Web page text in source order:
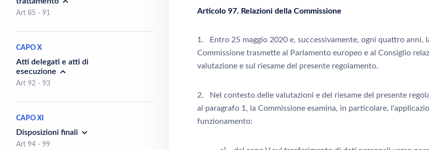
Art 85 - 91
CAPO X
Atti delegati e atti di
esecuzione
Art 92 - 93
CAPO XI
Disposizioni finali
Art 94 - 99
Articolo 97. Relazioni della Commissione
1. Entro 25 maggio 2020 e, successivamente, ogni quattro anni,
Commissione trasmette al Parlamento europeo e al Consiglio
valutazione e sul riesame del presente regolamento.
2. Nel contesto delle valutazioni e del riesame del presente
al paragrafo 1, la Commissione esamina, in particolare,
funzionamento: